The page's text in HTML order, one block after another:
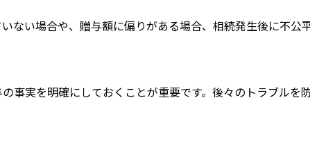
ない場合や、贈与額に偏りがある場合、相続発生後に不公
事実を明確にしておくことが重要です。後々のトラブルを